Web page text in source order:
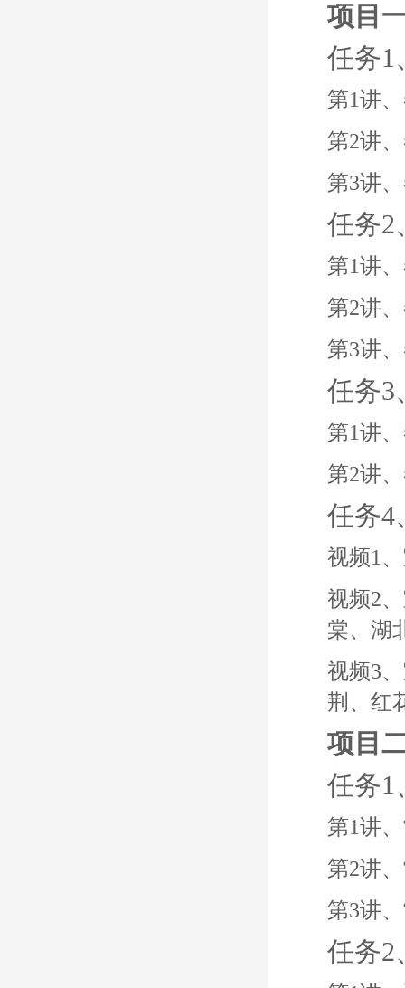
项目
任务1
第1讲
第2讲
第3讲
任务2
第1讲
第2讲
第3讲
任务3
第1讲
第2讲
任务4
视频1
视频2
棠、湖
视频3
荆、红
项目
任务1
第1讲
第2讲
第3讲
任务2